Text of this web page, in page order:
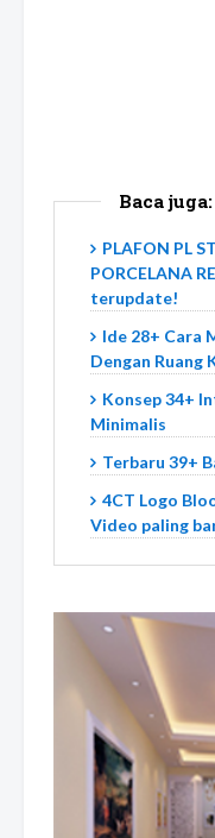
Baca juga:
PLAFON PL
PORCELANA
terupdate!
Ide 28+ Cara
Dengan Ruang
Konsep 34+
Minimalis
Terbaru 39+
4CT Logo
Video paling